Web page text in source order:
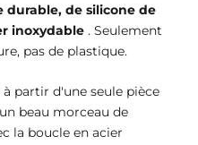
de silicone de
inoxydable . Seulement
pas de plastique.
partir d'une seule pièce
beau morceau de
la boucle en acier